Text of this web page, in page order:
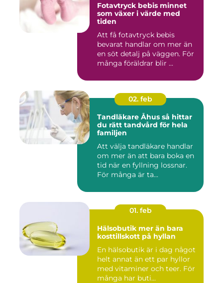
Fotavtryck bebis minnet
som växer i värde med
tiden
Att få fotavtryck bebis
bevarat handlar om mer än
en söt detalj på väggen. För
många föräldrar blir ...
02. feb
Tandläkare Åhus så hittar
du rätt tandvård för hela
familjen
Att välja tandläkare handlar
om mer än att bara boka en
tid när en fyllning lossnar.
För många är ta...
01. feb
Hälsobutik mer än bara
kosttillskott på hyllan
En hälsobutik är i dag något
helt annat än ett par hyllor
med vitaminer och teer. För
många har buti...